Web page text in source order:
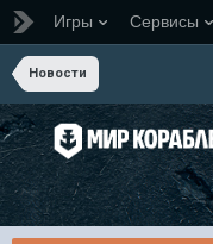
Игры Сервисы
Новости